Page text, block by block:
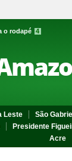
o rodapé 4
Leste São
Presidente
Acre